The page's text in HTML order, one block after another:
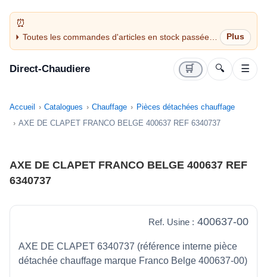
Toutes les commandes d'articles en stock passées
avant 14H sont expédiées le jour même (jours
Direct-Chaudiere 🛒 🔍 ☰
Accueil Catalogues Chauffage
Pièces détachées chauffage
AXE DE CLAPET FRANCO BELGE 400637 REF 6340737
AXE DE CLAPET FRANCO BELGE 400637 REF
6340737
Ref. Usine : 400637-00
AXE DE CLAPET 6340737 (référence interne pièce
détachée chauffage marque Franco Belge 400637-00)